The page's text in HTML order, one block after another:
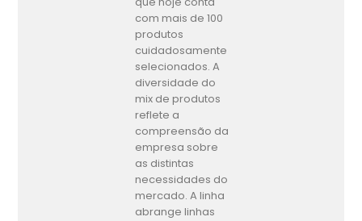
com mais de 100
produtos
cuidadosamente
selecionados. A
diversidade do
mix de produtos
reflete a
compreensão da
empresa sobre
as distintas
necessidades do
mercado. A linha
abrange linhas